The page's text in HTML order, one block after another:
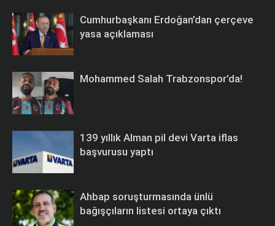
Cumhurbaşkanı Erdoğan’dan çerçeve
yasa açıklaması
Mohammed Salah Trabzonspor’da!
139 yıllık Alman pil devi Varta iflas
başvurusu yaptı
Ahbap soruşturmasında ünlü
bağışçıların listesi ortaya çıktı